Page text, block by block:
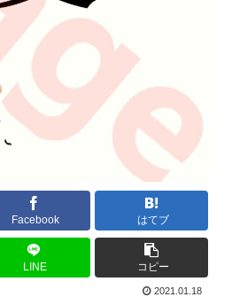
Facebook はてブ
LINE コピー
2021.01.18